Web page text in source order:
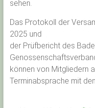
sehen.
Das Protokoll der
2025 und
der Prüfbericht des
können von Mitgliedern
Terminabsprache mit